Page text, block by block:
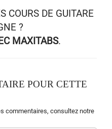
COURS DE GUITARE
?
MAXITABS.
POUR CETTE
commentaires, consultez notre